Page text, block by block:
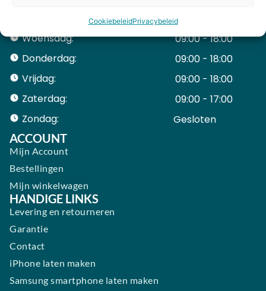
CookiebeleidPrivacybeleid09:00 - 18:00
Woensdag:
09:00 - 18:00
Donderdag:
09:00 - 18:00
Vrijdag:
09:00 - 18:00
Zaterdag:
09:00 - 17:00
Zondag:
Gesloten ​ ​ ​ ​ ​ ​ ​
ACCOUNT
Mijn Account
Bestellingen
Mijn winkelwagen
HANDIGE LINKS
Levering en retourneren
Garantie
Contact
iPhone laten maken
Samsung smartphone laten maken